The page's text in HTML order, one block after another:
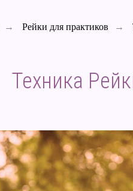
→ Рейки для практиков →
Техника